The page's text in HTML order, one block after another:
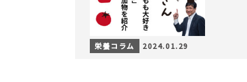
栄養コラム 2024.01.29